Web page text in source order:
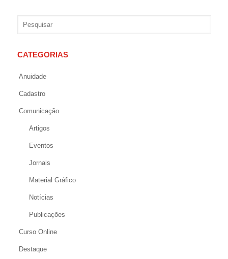
CATEGORIAS
Anuidade
Cadastro
Comunicação
Artigos
Eventos
Jornais
Material Gráfico
Notícias
Publicações
Curso Online
Destaque